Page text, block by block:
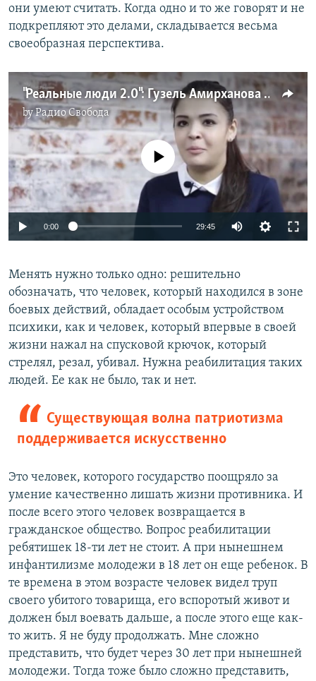
они умеют считать. Когда одно и то же говорят и не
подкрепляют это делами, складывается весьма
своеобразная перспектива.
"Реальные люди 2.0": Гузель Амирханова об уроках патриотизма
byРадио Свобода
No media source currently available
0:00 29:45
Менять нужно только одно: решительно
обозначать, что человек, который находился в зоне
боевых действий, обладает особым устройством
психики, как и человек, который впервые в своей
жизни нажал на спусковой крючок, который
стрелял, резал, убивал. Нужна реабилитация таких
людей. Ее как не было, так и нет.
Существующая волна патриотизма
поддерживается искусственно
Это человек, которого государство поощряло за
умение качественно лишать жизни противника. И
после всего этого человек возвращается в
гражданское общество. Вопрос реабилитации
ребятишек 18-ти лет не стоит. А при нынешнем
инфантилизме молодежи в 18 лет он еще ребенок. В
те времена в этом возрасте человек видел труп
своего убитого товарища, его вспоротый живот и
должен был воевать дальше, а после этого еще как-
то жить. Я не буду продолжать. Мне сложно
представить, что будет через 30 лет при нынешней
молодежи. Тогда тоже было сложно представить,